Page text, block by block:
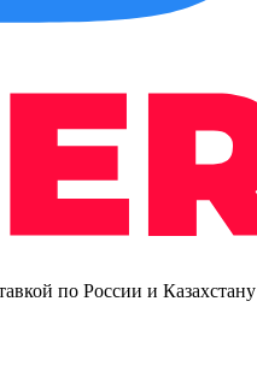
по России и Казахстану